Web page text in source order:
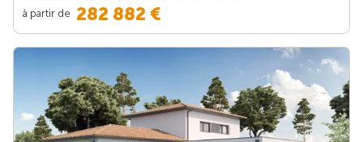
à partir de 282 882 €